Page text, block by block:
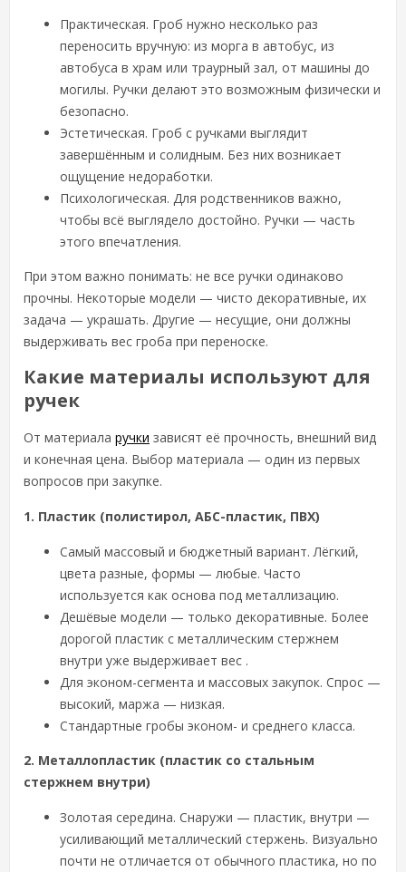
Практическая. Гроб нужно несколько раз
переносить вручную: из морга в автобус, из
автобуса в храм или траурный зал, от машины до
могилы. Ручки делают это возможным физически и
безопасно.
Эстетическая. Гроб с ручками выглядит
завершённым и солидным. Без них возникает
ощущение недоработки.
Психологическая. Для родственников важно,
чтобы всё выглядело достойно. Ручки — часть
этого впечатления.
При этом важно понимать: не все ручки одинаково
прочны. Некоторые модели — чисто декоративные, их
задача — украшать. Другие — несущие, они должны
выдерживать вес гроба при переноске.
Какие материалы используют для
ручек
От материала ручки зависят её прочность, внешний вид
и конечная цена. Выбор материала — один из первых
вопросов при закупке.
1. Пластик (полистирол, АБС-пластик, ПВХ)
Самый массовый и бюджетный вариант. Лёгкий,
цвета разные, формы — любые. Часто
используется как основа под металлизацию.
Дешёвые модели — только декоративные. Более
дорогой пластик с металлическим стержнем
внутри­ уже выдерживает вес .
Для эконом-сегмента и массовых закупок. Спрос —
высокий, маржа — низкая.
Стандартные гробы эконом- и среднего класса.
2. Металлопластик (пластик со стальным
стержнем внутри)
Золотая середина. Снаружи — пластик, внутри —
усиливающий металлический стержень. Визуально
почти не отличается от обычного пластика, но по